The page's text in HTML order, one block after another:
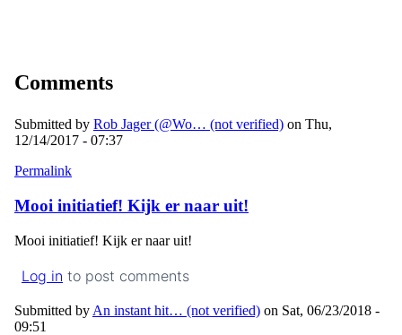
Comments
Submitted by Rob Jager (@Wo… (not verified) on Thu,
12/14/2017 - 07:37
Permalink
Mooi initiatief! Kijk er naar uit!
Mooi initiatief! Kijk er naar uit!
Log in to post comments
Submitted by An instant hit… (not verified) on Sat, 06/23/2018 -
09:51